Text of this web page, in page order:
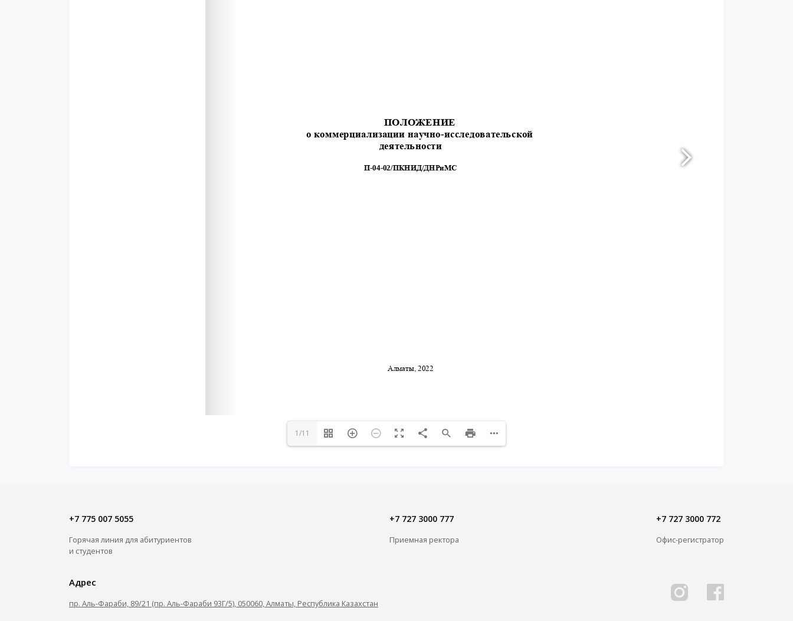
1/11
+7 775 007 5055
Горячая линия для абитуриентов
и студентов
+7 727 3000 777
Приемная ректора
+7 727 3000 772
Офис-регистратор
Адрес
пр. Аль-Фараби, 89/21 (пр. Аль-Фараби 93Г/5), 050060, Алматы, Республика Казахстан